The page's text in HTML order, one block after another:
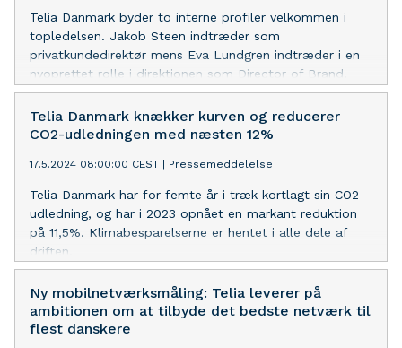
Telia Danmark byder to interne profiler velkommen i
topledelsen. Jakob Steen indtræder som
privatkundedirektør mens Eva Lundgren indtræder i en
nyoprettet rolle i direktionen som Director of Brand,
Marketing & E-Commerce. Begge tiltræder dags dato.
Telia Danmark knækker kurven og reducerer
CO2-udledningen med næsten 12%
17.5.2024 08:00:00 CEST | Pressemeddelelse
Telia Danmark har for femte år i træk kortlagt sin CO2-
udledning, og har i 2023 opnået en markant reduktion
på 11,5%. Klimabesparelserne er hentet i alle dele af
driften.
Ny mobilnetværksmåling: Telia leverer på
ambitionen om at tilbyde det bedste netværk til
flest danskere